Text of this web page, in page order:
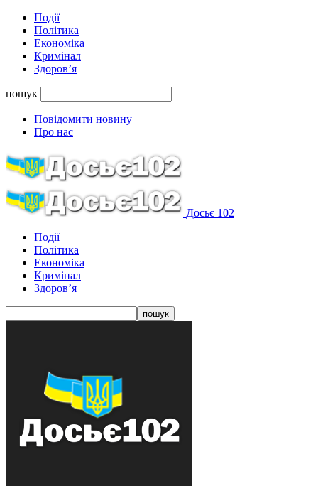
Події
Політика
Економіка
Кримінал
Здоров’я
пошук
Повідомити новину
Про нас
Досьє 102
Події
Політика
Економіка
Кримінал
Здоров’я